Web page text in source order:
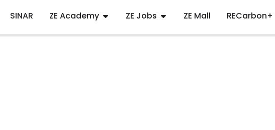
SINAR ZE Academy ZE Jobs ZE Mall RECarbon+